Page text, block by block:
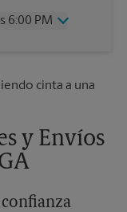
6:00 PM
y Envíos
confianza